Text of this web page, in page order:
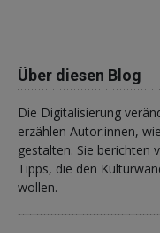
Über diesen Blog
Die Digitalisierung
erzählen Autor:innen,
gestalten. Sie berichten
Tipps, die den
wollen.